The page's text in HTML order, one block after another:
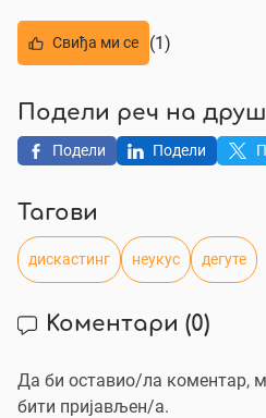
Свиђа ми се (1)
Подели реч на
Подели Подели
Тагови
дискастинг неукус дегуте
Коментари (0)
Да би оставио/ла коментар,
бити пријављен/a.